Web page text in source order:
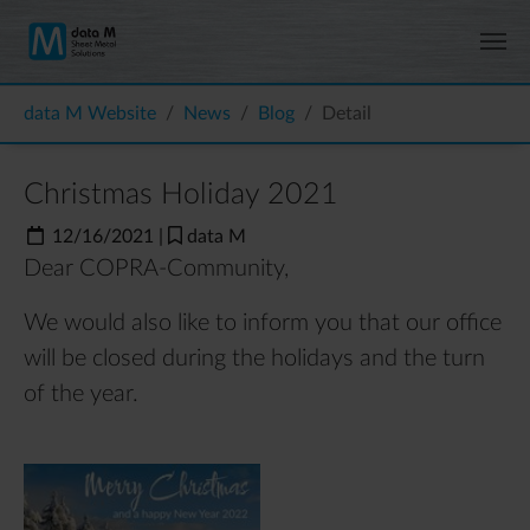
data M Website
News Blog Detail
Christmas Holiday 2021
12/16/2021 data M
Dear COPRA-Community,
We would also like to inform you that our office
will be closed during the holidays and the turn
of the year.